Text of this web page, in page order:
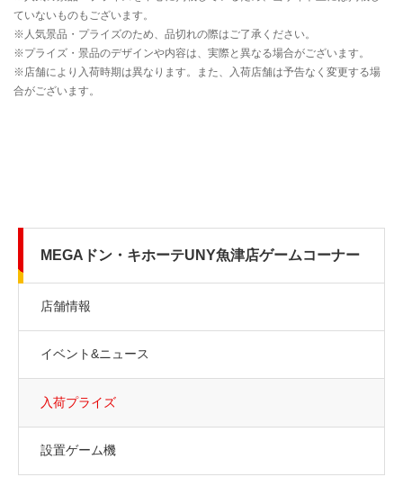
MEGAドン・キホーテUNY魚津店ゲームコーナー
店舗情報
イベント&ニュース
入荷プライズ
設置ゲーム機